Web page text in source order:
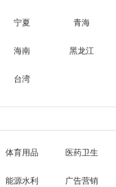
宁夏 青海
海南 黑龙江
台湾
体育用品 医药卫生
能源水利 广告营销